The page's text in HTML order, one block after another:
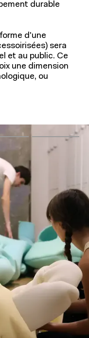
marketing
durable
d'une
sera
et au public. Ce
une dimension
ou